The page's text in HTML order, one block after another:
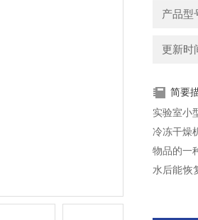
产品型
更新时
简要
实验室小
冷冻干燥
物品的一
水后能恢